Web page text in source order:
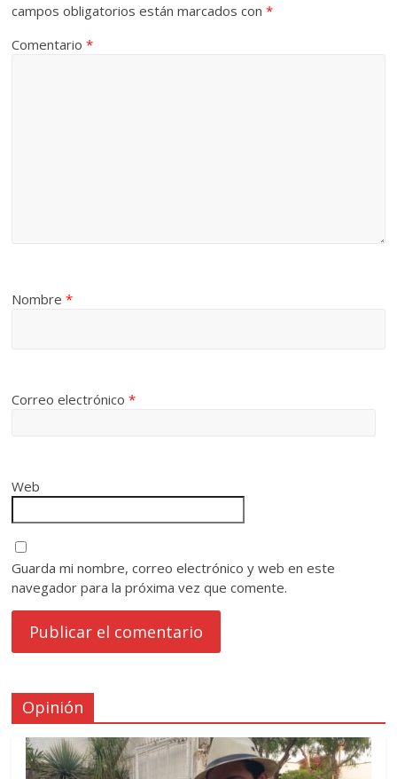
campos obligatorios están marcados con*
Comentario*
Nombre*
Correo electrónico*
Web
Guarda mi nombre, correo electrónico y web en este
navegador para la próxima vez que comente.
Opinión